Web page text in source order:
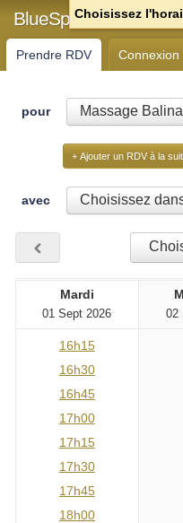
BlueSpa Chartres
Prendre RDV Connexion
pour Massage
+ Ajouter un RDV à la
avec Choisissez
Mardi
01 Sept 2026 02
16h15
16h30
16h45
17h00
17h15
17h30
17h45
18h00
Choisissez